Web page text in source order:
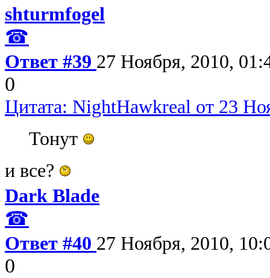
shturmfogel
☎
Ответ #39 27 Ноября, 2010,
0
Цитата: NightHawkreal от 23
Тонут
и все?
Dark Blade
☎
Ответ #40 27 Ноября, 2010,
0